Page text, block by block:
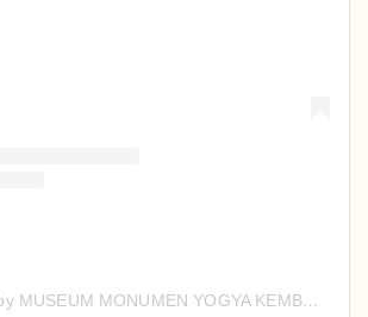
MONUMEN YOGYA KEMBALI (@monjaliyogyakarta)